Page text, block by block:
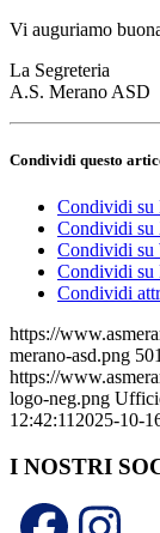
Vi auguriamo
La Segreteria
A.S. Merano ASD
Condividi questo
Condividi su
Condividi su
Condividi su
Condividi su
Condividi
https://
merano-asd.png 501
https://
logo-neg.png
12:42:11 2025-10-
I NOSTRI